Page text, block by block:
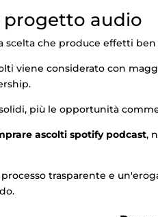
progetto audio
scelta che produce effetti
viene considerato con
più le opportunità
ascolti spotify podcast,
trasparente e